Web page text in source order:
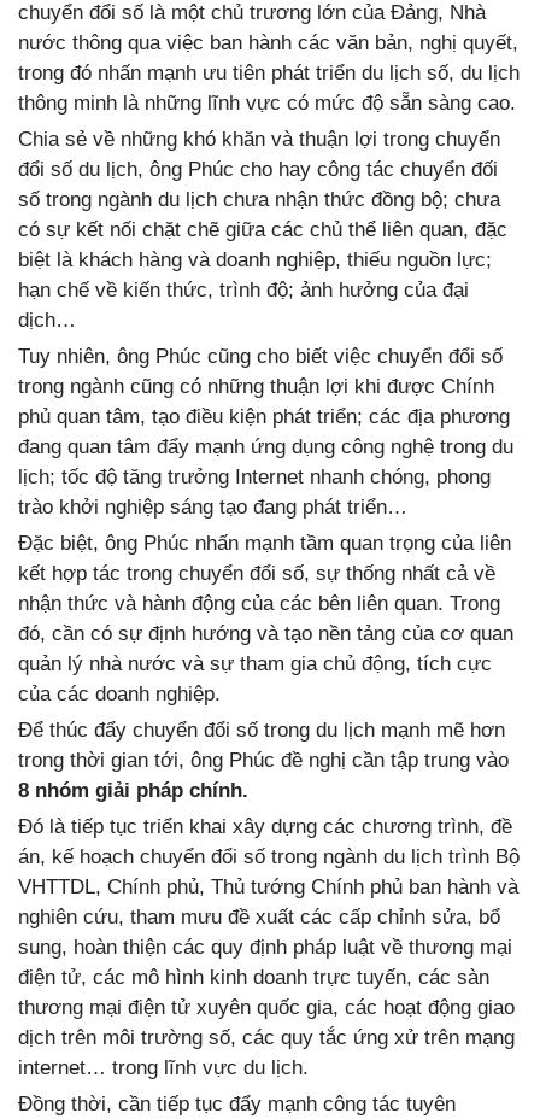
chuyển đổi số là một chủ trương lớn của Đảng, Nhà
nước thông qua việc ban hành các văn bản, nghị quyết,
trong đó nhấn mạnh ưu tiên phát triển du lịch số, du lịch
thông minh là những lĩnh vực có mức độ sẵn sàng cao.
Chia sẻ về những khó khăn và thuận lợi trong chuyển
đổi số du lịch, ông Phúc cho hay công tác chuyển đối
số trong ngành du lịch chưa nhận thức đồng bộ; chưa
có sự kết nối chặt chẽ giữa các chủ thể liên quan, đặc
biệt là khách hàng và doanh nghiệp, thiếu nguồn lực;
hạn chế về kiến thức, trình độ; ảnh hưởng của đại
dịch…
Tuy nhiên, ông Phúc cũng cho biết việc chuyển đổi số
trong ngành cũng có những thuận lợi khi được Chính
phủ quan tâm, tạo điều kiện phát triển; các địa phương
đang quan tâm đẩy mạnh ứng dụng công nghệ trong du
lịch; tốc độ tăng trưởng Internet nhanh chóng, phong
trào khởi nghiệp sáng tạo đang phát triển…
Đặc biệt, ông Phúc nhấn mạnh tầm quan trọng của liên
kết hợp tác trong chuyển đổi số, sự thống nhất cả về
nhận thức và hành động của các bên liên quan. Trong
đó, cần có sự định hướng và tạo nền tảng của cơ quan
quản lý nhà nước và sự tham gia chủ động, tích cực
của các doanh nghiệp.
Để thúc đẩy chuyển đổi số trong du lịch mạnh mẽ hơn
trong thời gian tới, ông Phúc đề nghị cần tập trung vào
8 nhóm giải pháp chính.
Đó là tiếp tục triển khai xây dựng các chương trình, đề
án, kế hoạch chuyển đổi số trong ngành du lịch trình Bộ
VHTTDL, Chính phủ, Thủ tướng Chính phủ ban hành và
nghiên cứu, tham mưu đề xuất các cấp chỉnh sửa, bổ
sung, hoàn thiện các quy định pháp luật về thương mại
điện tử, các mô hình kinh doanh trực tuyến, các sàn
thương mại điện tử xuyên quốc gia, các hoạt động giao
dịch trên môi trường số, các quy tắc ứng xử trên mạng
internet… trong lĩnh vực du lịch.
Đồng thời, cần tiếp tục đẩy mạnh công tác tuyên